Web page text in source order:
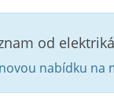
od
nabídku na